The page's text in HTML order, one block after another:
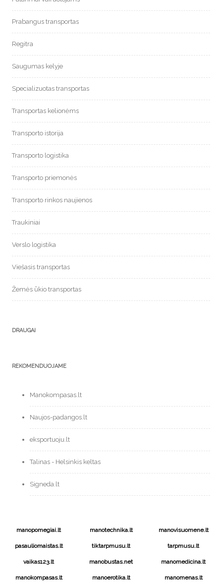
Prabangus transportas
Regitra
Saugumas kelyje
Specializuotas transportas
Transportas kelionėms
Transporto istorija
Transporto logistika
Transporto priemonės
Transporto rinkos naujienos
Traukiniai
Verslo logistika
Viešasis transportas
Žemės ūkio transportas
DRAUGAI
REKOMENDUOJAME
Manokompasas.lt
Naujos-padangos.lt
eksportuoju.lt
Talinas - Helsinkis keltas
Signeda.lt
manopomegiai.lt manotechnika.lt manovisuomene.lt
pasauliomaistas.lt tiktarpmusu.lt tarpmusu.lt
vaikas123.lt manobustas.net manomedicina.lt
manokompasas.lt manoerotika.lt manomenas.lt